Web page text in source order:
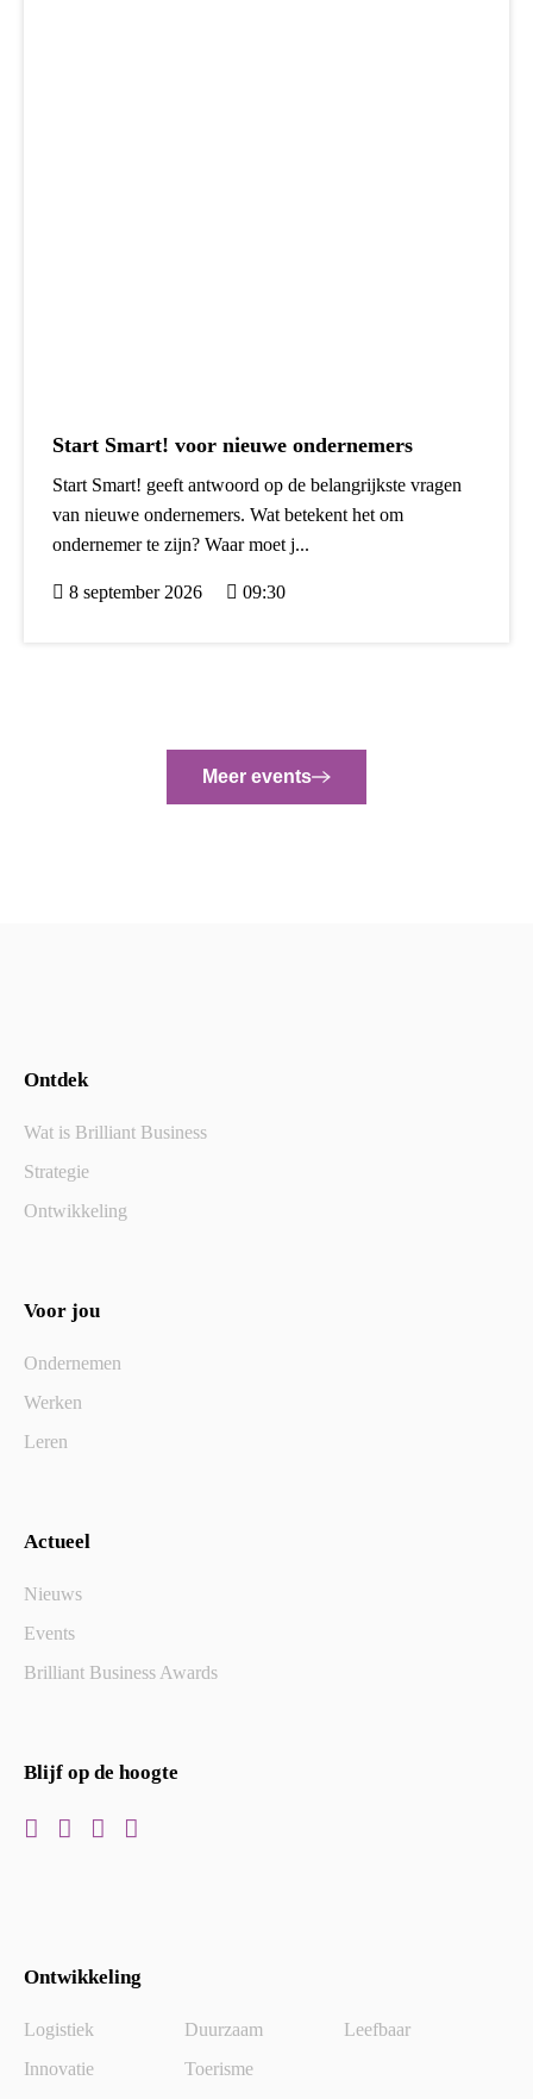
Start Smart! voor nieuwe ondernemers
Start Smart! geeft antwoord op de belangrijkste vragen
van nieuwe ondernemers. Wat betekent het om
ondernemer te zijn? Waar moet j...
8 september 2026 09:30
Meer events
Ontdek
Wat is Brilliant Business
Strategie
Ontwikkeling
Voor jou
Ondernemen
Werken
Leren
Actueel
Nieuws
Events
Brilliant Business Awards
Blijf op de hoogte
Ontwikkeling
Logistiek Duurzaam
Leefbaar
Innovatie
Toerisme